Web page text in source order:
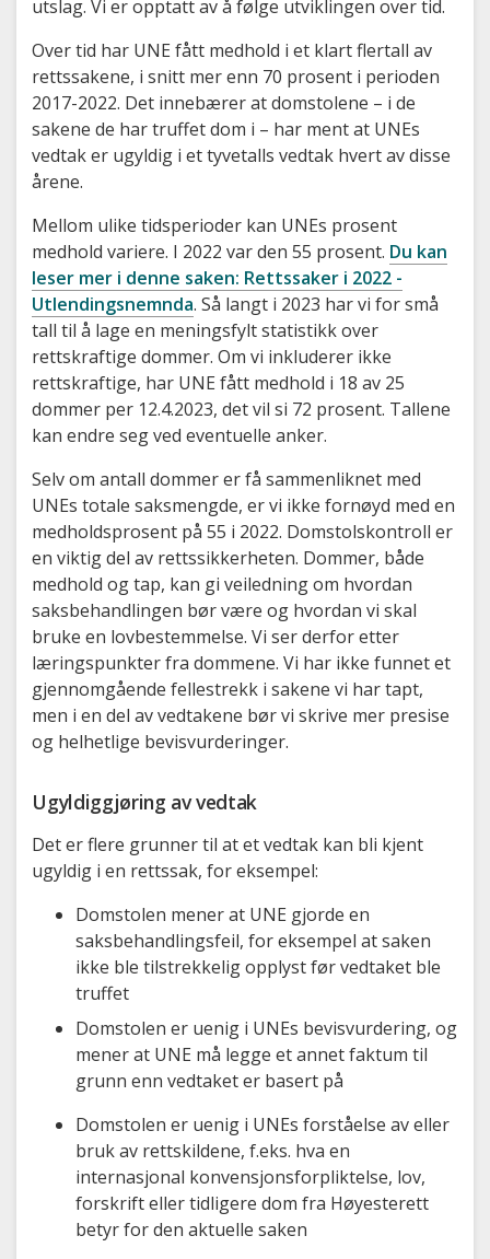
utslag. Vi er opptatt av å følge utviklingen over tid.
Over tid har UNE fått medhold i et klart flertall av
rettssakene, i snitt mer enn 70 prosent i perioden
2017-2022. Det innebærer at domstolene – i de
sakene de har truffet dom i – har ment at UNEs
vedtak er ugyldig i et tyvetalls vedtak hvert av disse
årene.
Mellom ulike tidsperioder kan UNEs prosent
medhold variere. I 2022 var den 55 prosent. Du kan
leser mer i denne saken: Rettssaker i 2022 -
Utlendingsnemnda. Så langt i 2023 har vi for små
tall til å lage en meningsfylt statistikk over
rettskraftige dommer. Om vi inkluderer ikke
rettskraftige, har UNE fått medhold i 18 av 25
dommer per 12.4.2023, det vil si 72 prosent. Tallene
kan endre seg ved eventuelle anker.
Selv om antall dommer er få sammenliknet med
UNEs totale saksmengde, er vi ikke fornøyd med en
medholdsprosent på 55 i 2022. Domstolskontroll er
en viktig del av rettssikkerheten. Dommer, både
medhold og tap, kan gi veiledning om hvordan
saksbehandlingen bør være og hvordan vi skal
bruke en lovbestemmelse. Vi ser derfor etter
læringspunkter fra dommene. Vi har ikke funnet et
gjennomgående fellestrekk i sakene vi har tapt,
men i en del av vedtakene bør vi skrive mer presise
og helhetlige bevisvurderinger.
Ugyldiggjøring av vedtak
Det er flere grunner til at et vedtak kan bli kjent
ugyldig i en rettssak, for eksempel:
Domstolen mener at UNE gjorde en
saksbehandlingsfeil, for eksempel at saken
ikke ble tilstrekkelig opplyst før vedtaket ble
truffet
Domstolen er uenig i UNEs bevisvurdering, og
mener at UNE må legge et annet faktum til
grunn enn vedtaket er basert på
Domstolen er uenig i UNEs forståelse av eller
bruk av rettskildene, f.eks. hva en
internasjonal konvensjonsforpliktelse, lov,
forskrift eller tidligere dom fra Høyesterett
betyr for den aktuelle saken